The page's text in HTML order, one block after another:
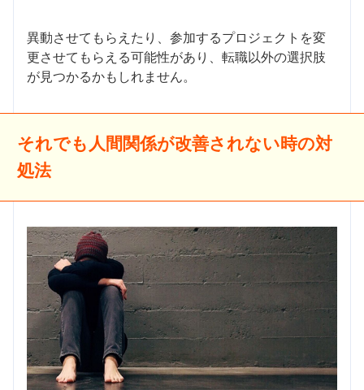
異動させてもらえたり、参加するプロジェクトを変
更させてもらえる可能性があり、転職以外の選択肢
が見つかるかもしれません。
それでも人間関係が改善されない時の対
処法